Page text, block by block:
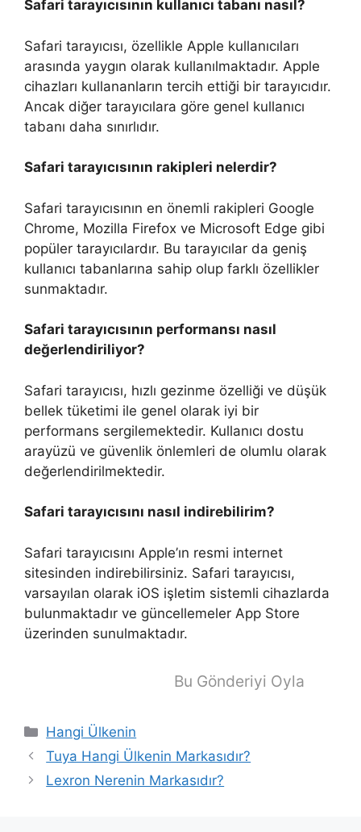
Safari tarayıcısının kullanıcı tabanı nasıl?
Safari tarayıcısı, özellikle Apple kullanıcıları
arasında yaygın olarak kullanılmaktadır. Apple
cihazları kullananların tercih ettiği bir tarayıcıdır.
Ancak diğer tarayıcılara göre genel kullanıcı
tabanı daha sınırlıdır.
Safari tarayıcısının rakipleri nelerdir?
Safari tarayıcısının en önemli rakipleri Google
Chrome, Mozilla Firefox ve Microsoft Edge gibi
popüler tarayıcılardır. Bu tarayıcılar da geniş
kullanıcı tabanlarına sahip olup farklı özellikler
sunmaktadır.
Safari tarayıcısının performansı nasıl
değerlendiriliyor?
Safari tarayıcısı, hızlı gezinme özelliği ve düşük
bellek tüketimi ile genel olarak iyi bir
performans sergilemektedir. Kullanıcı dostu
arayüzü ve güvenlik önlemleri de olumlu olarak
değerlendirilmektedir.
Safari tarayıcısını nasıl indirebilirim?
Safari tarayıcısını Apple’ın resmi internet
sitesinden indirebilirsiniz. Safari tarayıcısı,
varsayılan olarak iOS işletim sistemli cihazlarda
bulunmaktadır ve güncellemeler App Store
üzerinden sunulmaktadır.
Bu Gönderiyi Oyla
Kategoriler
Hangi Ülkenin
Tuya Hangi Ülkenin Markasıdır?
Lexron Nerenin Markasıdır?